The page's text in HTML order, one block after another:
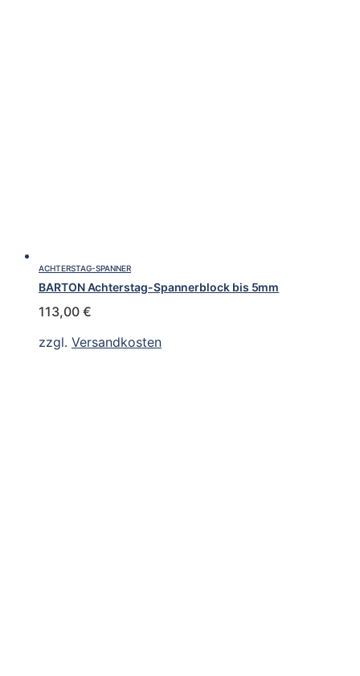
ACHTERSTAG-SPANNER
BARTON Achterstag-Spannerblock bis 5mm
113,00 €
zzgl. Versandkosten